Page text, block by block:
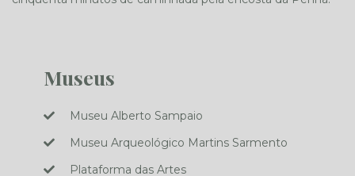
Museus
Museu Alberto Sampaio
Museu Arqueológico Martins Sarmento
Plataforma das Artes